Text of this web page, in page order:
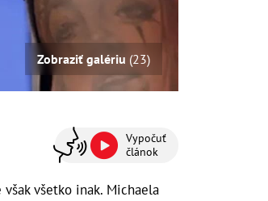
Zobraziť galériu (23)
Vypočuť
článok
všetko inak. Michaela